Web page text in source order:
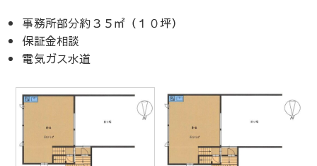
事務所部分約３５㎡（１０坪）
保証金相談
電気ガス水道